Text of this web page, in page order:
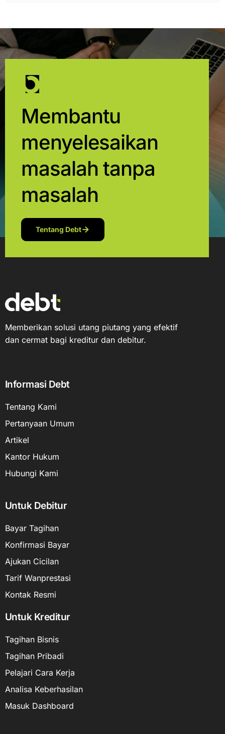
Membantu
menyelesaikan
masalah tanpa
masalah
Tentang Debt
Memberikan solusi utang piutang yang efektif
dan cermat bagi kreditur dan debitur.
Informasi Debt
Tentang Kami
Pertanyaan Umum
Artikel
Kantor Hukum
Hubungi Kami
Untuk Debitur
Bayar Tagihan
Konfirmasi Bayar
Ajukan Cicilan
Tarif Wanprestasi
Kontak Resmi
Untuk Kreditur
Tagihan Bisnis
Tagihan Pribadi
Pelajari Cara Kerja
Analisa Keberhasilan
Masuk Dashboard